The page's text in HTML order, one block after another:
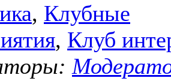
, Клубные
, Клуб